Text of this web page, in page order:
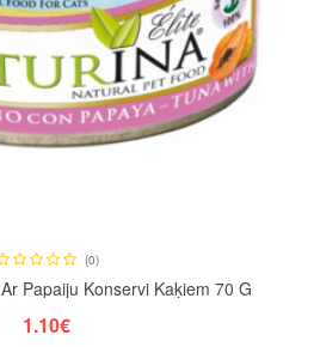
(0)
Papaiju Konservi Kaķiem 70 G
1.10€